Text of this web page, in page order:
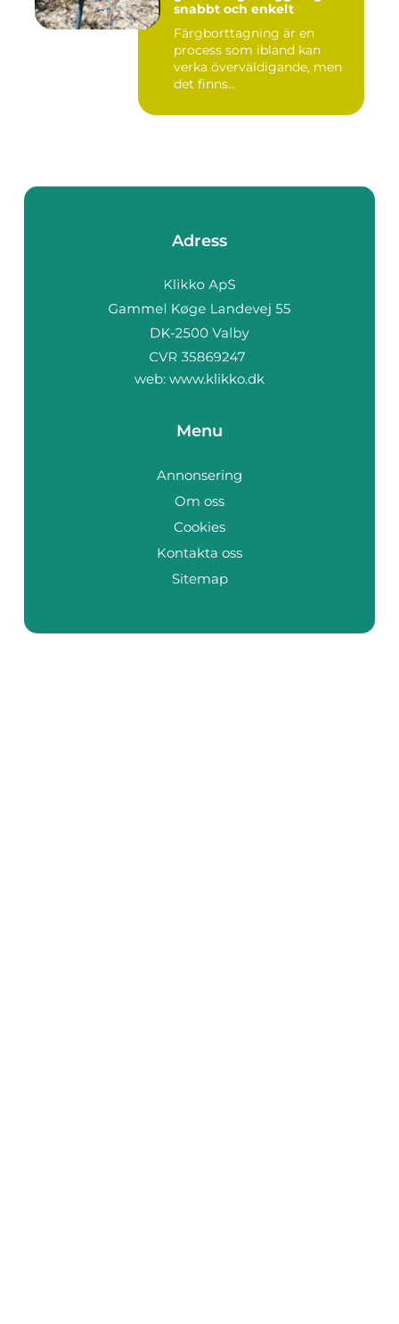
snabbt och enkelt
Färgborttagning är en
process som ibland kan
verka överväldigande, men
det finns...
Adress
web: www.klikko.dk
Menu
Annonsering
Om oss
Cookies
Kontakta oss
Sitemap